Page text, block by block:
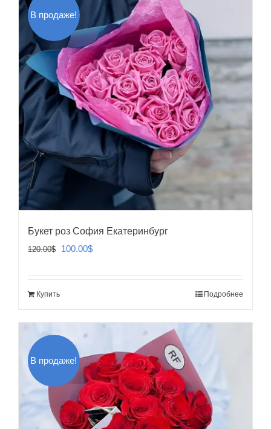
В продаже!
Букет роз София Екатеринбург
120.00$
Первоначальная
100.00$Текущая
Купить Подробнее
В продаже!